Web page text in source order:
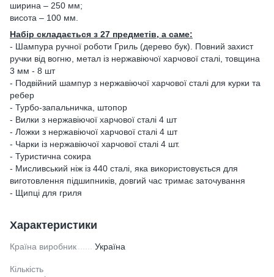
ширина – 250 мм;
висота – 100 мм.
Набір складається з 27 предметів, а саме:
- Шампура ручної роботи Гриль (дерево бук). Повний захист
ручки від вогню, метал із нержавіючої харчової сталі, товщина
3 мм - 8 шт
- Подвійний шампур з нержавіючої харчової сталі для курки та
ребер
- Турбо-запальничка, штопор
- Вилки з нержавіючої харчової сталі 4 шт
- Ложки з нержавіючої харчової сталі 4 шт
- Чарки із нержавіючої харчової сталі 4 шт.
- Туристична сокира
- Мисливський ніж із 440 сталі, яка використовується для
виготовлення підшипників, довгий час тримає заточування
- Щипці для гриля
Характеристики
Країна виробник Україна
Кількість